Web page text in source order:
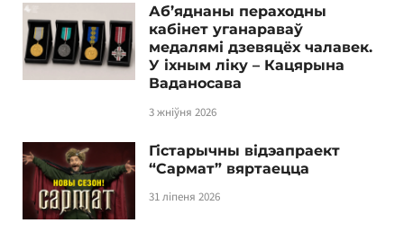
Аб’яднаны пераходны
кабінет уганараваў
медалямі дзевяцёх чалавек.
У іхным ліку – Кацярына
Ваданосава
3 жніўня 2026
Гістарычны відэапраект
“Сармат” вяртаецца
31 ліпеня 2026